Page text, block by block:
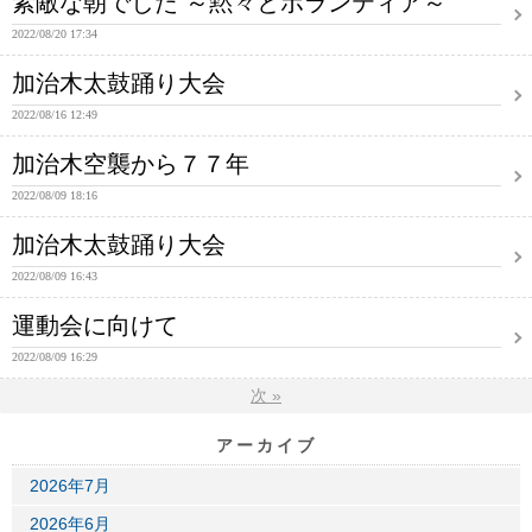
2022/08/20 17:34
加治木太鼓踊り大会
2022/08/16 12:49
加治木空襲から７７年
2022/08/09 18:16
加治木太鼓踊り大会
2022/08/09 16:43
運動会に向けて
2022/08/09 16:29
次 »
アーカイブ
2026年7月
2026年6月